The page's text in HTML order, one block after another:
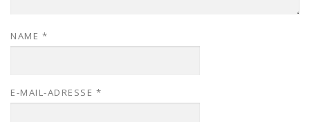
NAME *
E-MAIL-ADRESSE *